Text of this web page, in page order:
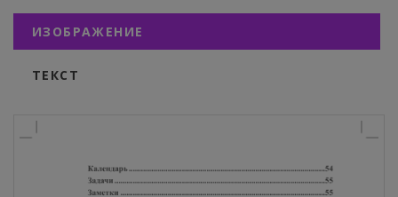
ИЗОБРАЖЕНИЕ
ТЕКСТ